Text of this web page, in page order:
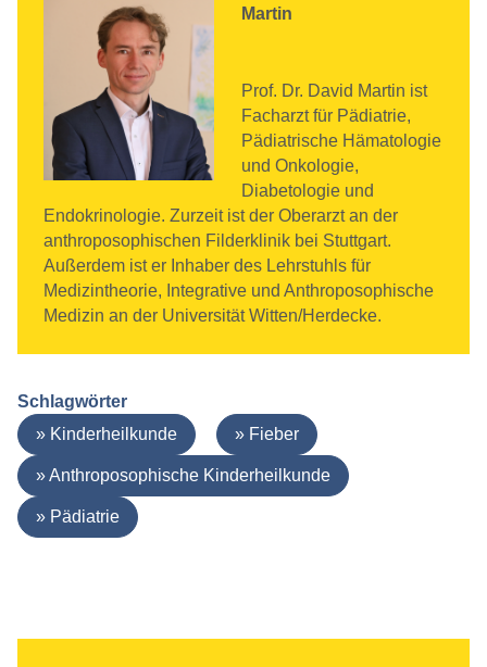
Martin
Prof. Dr. David Martin ist
Facharzt für Pädiatrie,
Pädiatrische Hämatologie
und Onkologie,
Diabetologie und
Endokrinologie. Zurzeit ist der Oberarzt an der
anthroposophischen Filderklinik bei Stuttgart.
Außerdem ist er Inhaber des Lehrstuhls für
Medizintheorie, Integrative und Anthroposophische
Medizin an der Universität Witten/Herdecke.
Schlagwörter
Kinderheilkunde
Fieber
Anthroposophische Kinderheilkunde
Pädiatrie